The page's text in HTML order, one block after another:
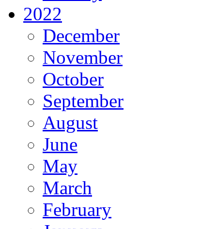
2022
December
November
October
September
August
June
May
March
February